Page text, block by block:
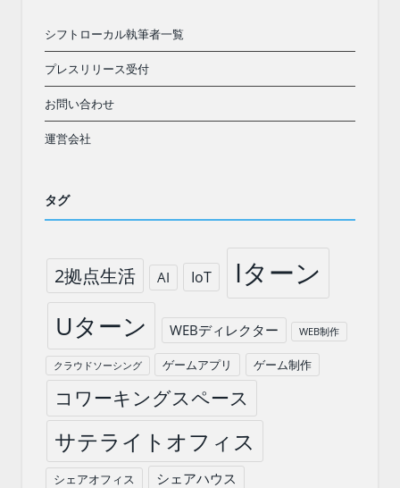
シフトローカル執筆者一覧
プレスリリース受付
お問い合わせ
運営会社
タグ
2拠点生活 AI IoT Iターン
Uターン WEBディレクター WEB制作
クラウドソーシング ゲームアプリ ゲーム制作
コワーキングスペース
サテライトオフィス
シェアオフィス シェアハウス